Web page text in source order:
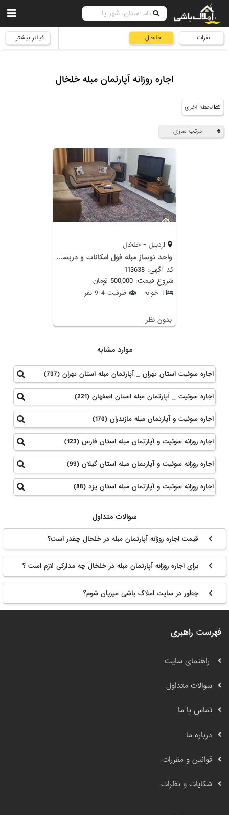
نفرات خلخال فیلتر بیشتر
اجاره روزانه آپارتمان مبله خلخال
لحظه آخری
مرتب سازی
اردبیل - خلخال
واحد نوساز مبله فول امکانات و دربست و فوق‌العاده تمیز
کد آگهی: 113638
شروع قیمت: 500,000 تومان
1 خوابه ظرفیت 4-9 نفر
بدون نظر
موارد مشابه
اجاره سوئیت استان تهران _ آپارتمان مبله استان تهران (737)
اجاره سوئیت _ آپارتمان مبله استان اصفهان (221)
اجاره سوئیت و آپارتمان مبله مازندران (170)
اجاره روزانه سوئیت و آپارتمان مبله استان فارس (123)
اجاره روزانه سوئیت و آپارتمان مبله استان گیلان (99)
اجاره روزانه سوئیت و آپارتمان مبله استان یزد (88)
سوالات متداول
قیمت اجاره روزانه آپارتمان مبله در خلخال چقدر است؟
برای اجاره روزانه آپارتمان مبله در خلخال چه مدارکی لازم است ؟
چطور در سایت املاک باشی میزبان شوم؟
فهرست راهبری
راهنمای سایت
سوالات متداول
تماس با ما
درباره ما
قوانین و مقررات
شکایات و نظرات